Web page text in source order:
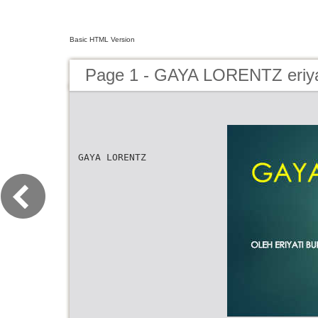
Basic HTML Version
Page 1 - GAYA LORENTZ
GAYA LORENTZ